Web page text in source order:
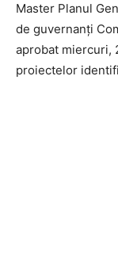
Master Planul
de guvernanţi
aprobat miercuri,
proiectelor